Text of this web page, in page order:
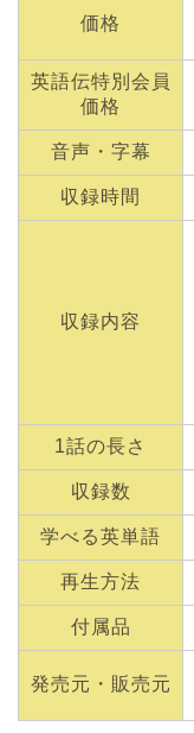
価格
英語伝特別会員
価格
音声・字幕
収録時間
収録内容
1話の長さ
収録数
学べる英単語
再生方法
付属品
発売元・販売元